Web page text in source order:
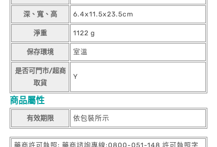
深、寬、高 6.4x11.5x23.5cm
淨重 1122 g
保存環境 室溫
是否可門市/超商
取貨
Y
商品屬性
有效期限 依包裝所示
藥商許可執照: 藥商諮詢專線:0800-051-148 許可執照字